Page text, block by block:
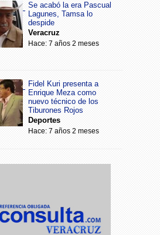
Se acabó la era Pascual
Lagunes, Tamsa lo
despide
Veracruz
Hace: 7 años 2 meses
Fidel Kuri presenta a
Enrique Meza como
nuevo técnico de los
Tiburones Rojos
Deportes
Hace: 7 años 2 meses